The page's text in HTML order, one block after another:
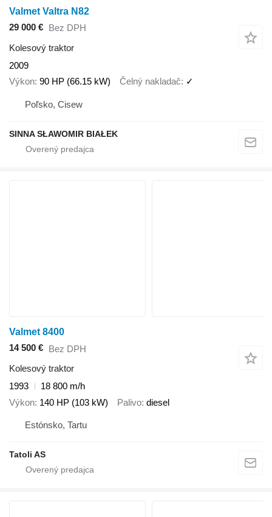
Valmet Valtra N82
29 000 € Bez DPH
Kolesový traktor
2009
Výkon 90 HP (66.15 kW) Čelný nakladač ✓
Poľsko, Cisew
SINNA SŁAWOMIR BIAŁEK
Valmet 8400
14 500 € Bez DPH
Kolesový traktor
1993
18 800 m/h
Výkon 140 HP (103 kW) Palivo diesel
Estónsko, Tartu
Tatoli AS